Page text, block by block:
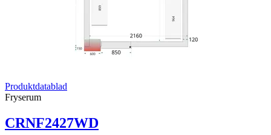
Produktdatablad
Fryserum
CRNF2427WD